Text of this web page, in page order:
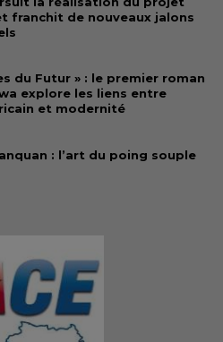
franchit de nouveaux jalons
du Futur » : le premier roman
explore les liens entre
et modernité
: l’art du poing souple